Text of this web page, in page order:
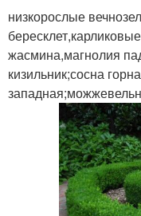
низкорослые
жасмина,магнолия
кизильник;сосна